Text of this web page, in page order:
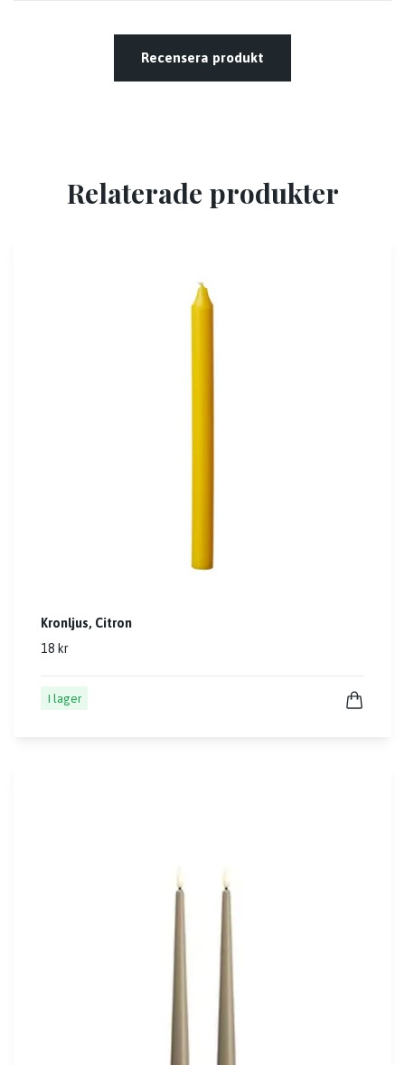
Recensera produkt
Relaterade produkter
Kronljus, Citron
18 kr
I lager